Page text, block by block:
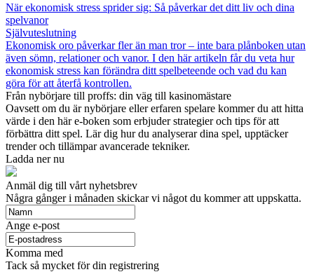
När ekonomisk stress sprider sig: Så påverkar det ditt liv och dina
spelvanor
Självuteslutning
Ekonomisk oro påverkar fler än man tror – inte bara plånboken utan
även sömn, relationer och vanor. I den här artikeln får du veta hur
ekonomisk stress kan förändra ditt spelbeteende och vad du kan
göra för att återfå kontrollen.
Från nybörjare till proffs: din väg till kasinomästare
Oavsett om du är nybörjare eller erfaren spelare kommer du att hitta
värde i den här e-boken som erbjuder strategier och tips för att
förbättra ditt spel. Lär dig hur du analyserar dina spel, upptäcker
trender och tillämpar avancerade tekniker.
Ladda ner nu
Anmäl dig till vårt nyhetsbrev
Några gånger i månaden skickar vi något du kommer att uppskatta.
Ange e-post
Komma med
Tack så mycket för din registrering